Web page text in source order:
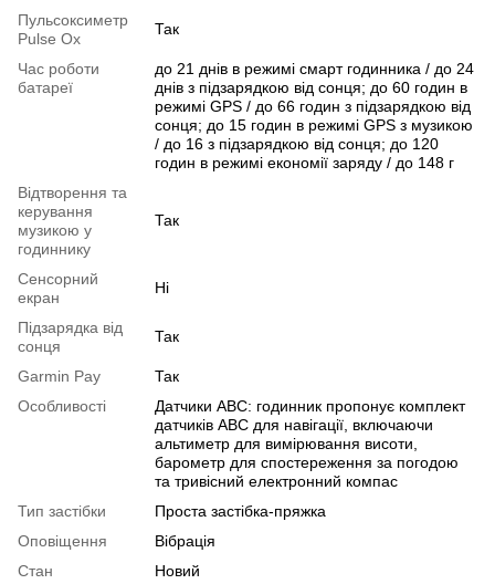
Пульсоксиметр
Pulse Ox
Так
Час роботи
батареї
до 21 днів в режимі смарт годинника / до 24
днів з підзарядкою від сонця; до 60 годин в
режимі GPS / до 66 годин з підзарядкою від
сонця; до 15 годин в режимі GPS з музикою
/ до 16 з підзарядкою від сонця; до 120
годин в режимі економії заряду / до 148 г
Відтворення та
керування
музикою у
годиннику
Так
Сенсорний
екран
Ні
Підзарядка від
сонця
Так
Garmin Pay
Так
Особливості
Датчики ABC: годинник пропонує комплект
датчиків ABC для навігації, включаючи
альтиметр для вимірювання висоти,
барометр для спостереження за погодою
та тривісний електронний компас
Тип застібки
Проста застібка-пряжка
Оповіщення
Вібрація
Стан
Новий